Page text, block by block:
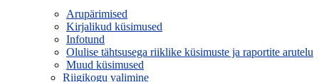
Arupärimised
Kirjalikud küsimused
Infotund
Olulise tähtsusega riiklike küsimuste ja raportite arutelu
Muud küsimused
Riigikogu valimine